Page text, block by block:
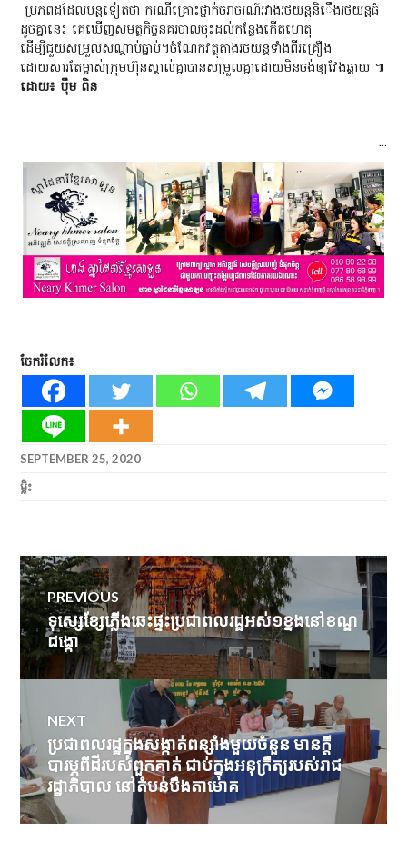
ប្រភពដដែលបន្តទៀតថា ករណីគ្រោះថ្នាក់ចរាចរណ៍រវាងរថយន្តនិេឹងរថយន្តធំ
ដូចគ្នានេះ គេឃើញសមត្ថកិច្ចនគរបាលចុះដល់កន្លែងកើតហេតុ
ដើម្បីជួយសម្រួលសណ្ដាប់ធ្នាប់។ចំណែកវត្ថុតាងរថយន្តទាំងពីរគ្រឿង
ដោយសារតែម្ចាស់ក្រុមហ៊ុនស្គាល់គ្នាបានសម្រួលគ្នាដោយមិនចង់ឲ្យវែងឆ្ងាយ ៕
ដោយ៖ បុឹម ពិន
...
ចែករំលែក៖
SEPTEMBER 25, 2020
ម្លិះ
Post
navigation
PREVIOUS
Previous
post:
ទុស្សេខ្សែភ្លើងឆេះផ្ទះប្រជាពលរដ្ឋអស់១ខ្នងនៅខណ្ឌ
ដង្កោ
NEXT
Next
post:
ប្រជាពលរដ្ឋក្នុងសង្កាត់ពន្សាំងមួយចំនួន មានក្ដី
បារម្ភពីដីរបស់ពួកគាត់ ជាប់ក្នុងអនុក្រឹត្យរបស់រាជ
រដ្ឋាភិបាល នៅតំបន់បឹងតាមោគ